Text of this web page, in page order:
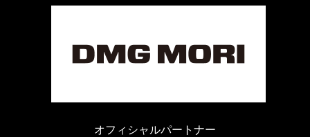
オフィシャルパートナー